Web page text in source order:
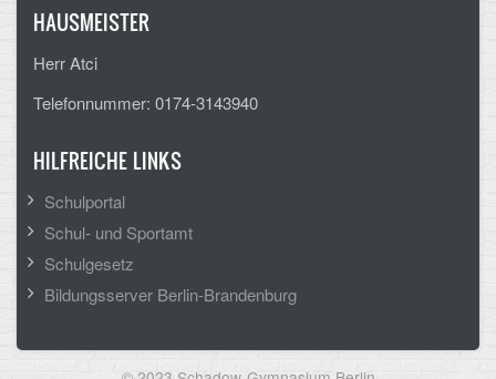
HAUSMEISTER
Herr Atci
Telefonnummer: 0174-3143940
HILFREICHE LINKS
Schulportal
Schul- und Sportamt
Schulgesetz
Bildungsserver Berlin-Brandenburg